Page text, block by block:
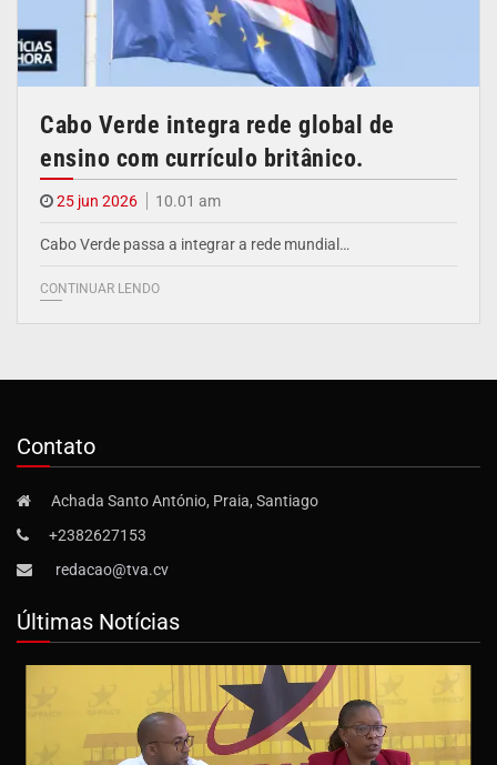
Cabo Verde integra rede global de
ensino com currículo britânico.
25 jun 2026 10.01 am
Cabo Verde passa a integrar a rede mundial…
CONTINUAR LENDO
Contato
Achada Santo António, Praia, Santiago
+2382627153
redacao@tva.cv
Últimas Notícias